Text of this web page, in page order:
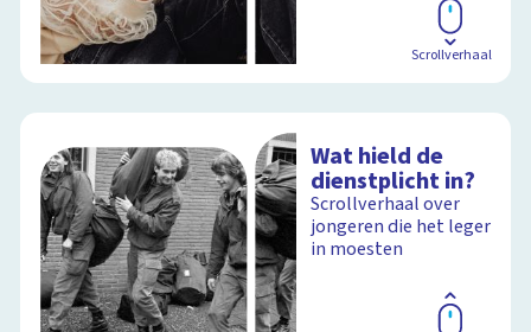
Scrollverhaal
Wat hield de
dienstplicht in?
Scrollverhaal over
jongeren die het leger
in moesten